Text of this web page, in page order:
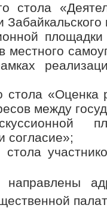
стола
местного
стола «Оценка
между
согласие»;
стола
направлены